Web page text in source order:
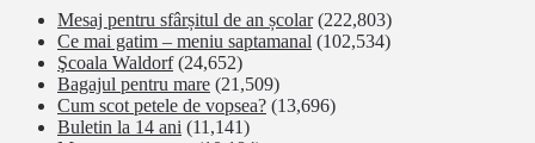
Mesaj pentru sfârșitul de an școlar (222,803)
Ce mai gatim – meniu saptamanal (102,534)
Şcoala Waldorf (24,652)
Bagajul pentru mare (21,509)
Cum scot petele de vopsea? (13,696)
Buletin la 14 ani (11,141)